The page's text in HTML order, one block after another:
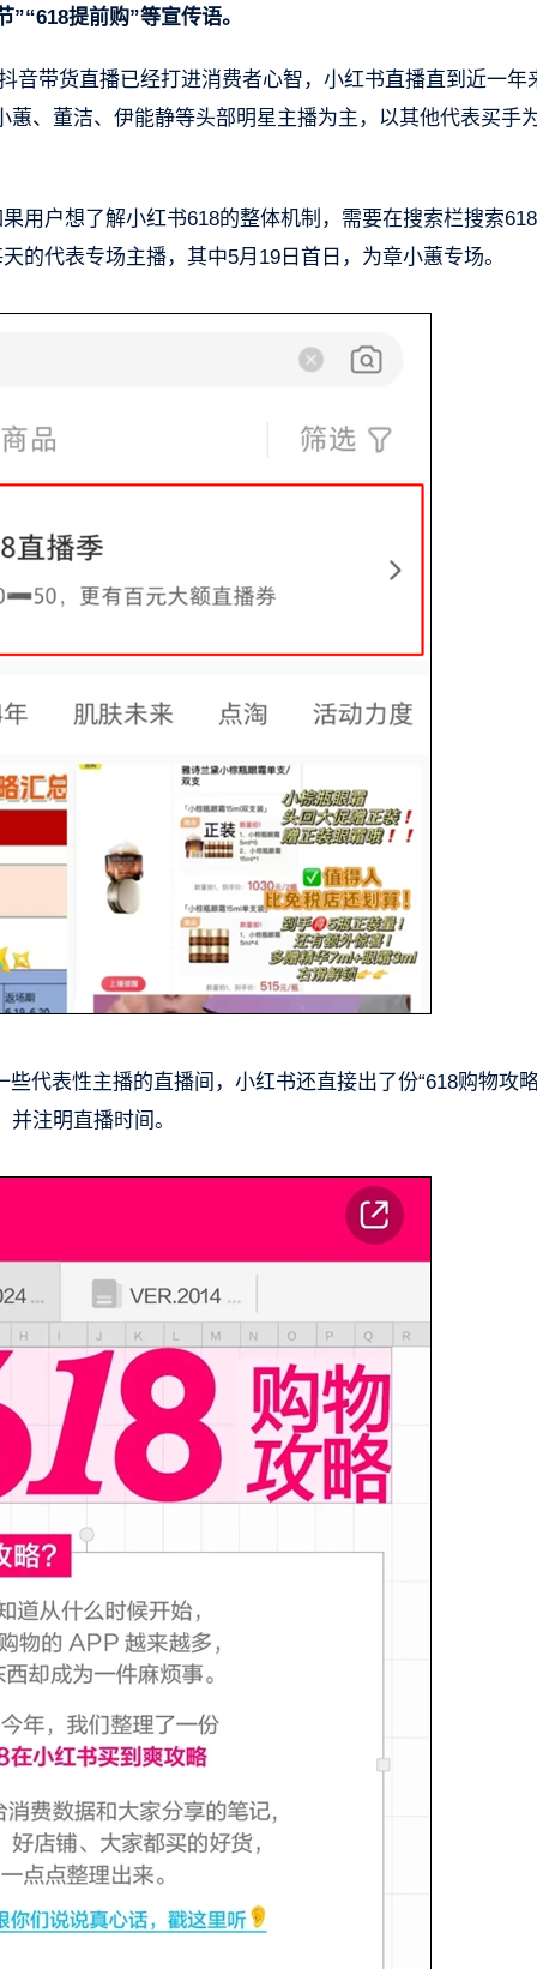
提前购”等宣传语。
音带货直播已经打进消费者心智，小红书直播直到近一年
、董洁、伊能静等头部明星主播为主，以其他代表买手
用户想了解小红书618的整体机制，需要在搜索栏搜索
的代表专场主播，其中5月19日首日，为章小蕙专场。
代表性主播的直播间，小红书还直接出了份“618购物攻
注明直播时间。